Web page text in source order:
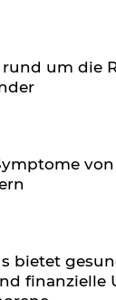
um die
bietet
finanzielle